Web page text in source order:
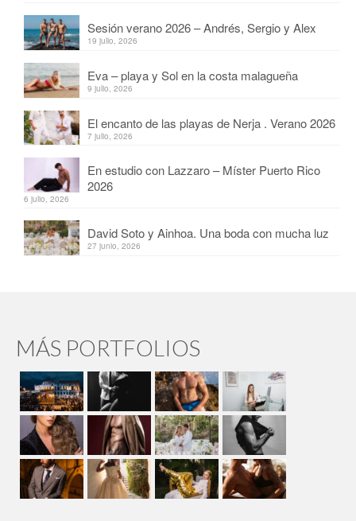
Sesión verano 2026 – Andrés, Sergio y Alex
19 julio, 2026
Eva – playa y Sol en la costa malagueña
9 julio, 2026
El encanto de las playas de Nerja . Verano 2026
7 julio, 2026
En estudio con Lazzaro – Míster Puerto Rico
2026
6 julio, 2026
David Soto y Ainhoa. Una boda con mucha luz
27 junio, 2026
MÁS PORTFOLIOS